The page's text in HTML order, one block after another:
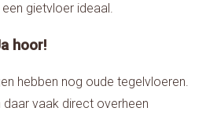
gietvloer ideaal.
hoor!
hebben nog oude tegelvloeren.
daar vaak direct overheen